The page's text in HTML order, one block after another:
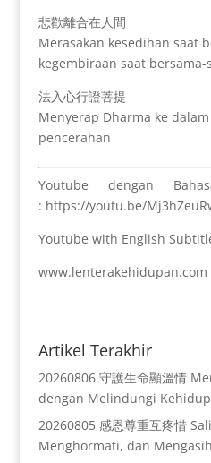
悲歡離合在人間
Merasakan kesedihan saat
kegembiraan saat bersama-
法入心行證菩提
Menyerap Dharma ke
pencerahan
Youtube dengan
: https://youtu.be/
Youtube with English
www.lenterakehidupan.com
Artikel Terakhir
20260806 守護生命顯溫情
dengan Melindungi
20260805 感恩尊重互疼惜
Menghormati, dan